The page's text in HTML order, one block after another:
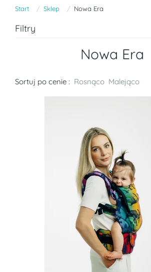
Start Sklep Nowa Era
Filtry
Nowa Era
Sortuj po cenie : Rosnąco Malejąco